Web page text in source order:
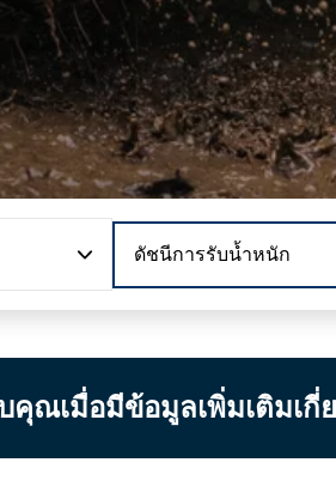
ดัชนีการรับน้ำหนัก
คุณเมื่อมีข้อมูลเพิ่มเติมเ